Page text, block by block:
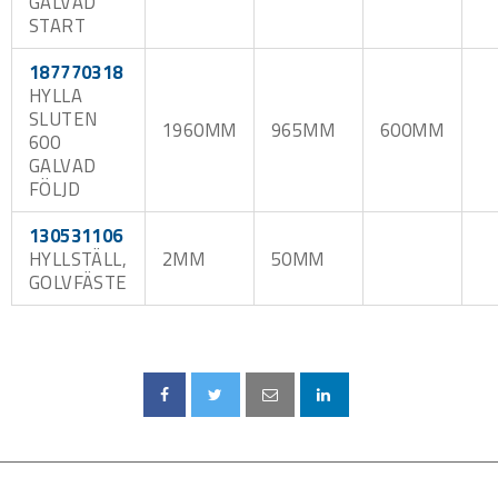
START
187770318
HYLLA
SLUTEN
600
GALVAD
FÖLJD
1960MM 965MM 600MM
130531106
HYLLSTÄLL,
GOLVFÄSTE
2MM 50MM